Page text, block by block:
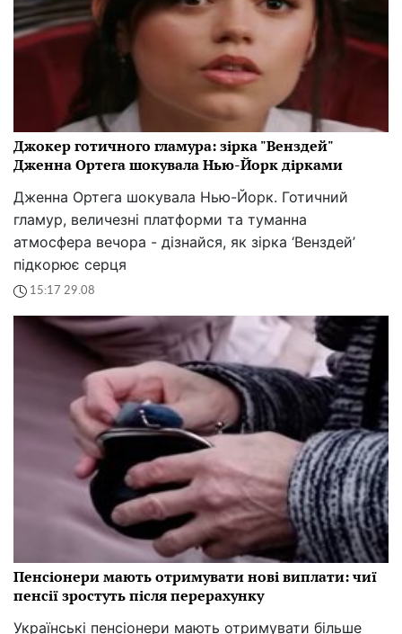
Джокер готичного гламура: зірка "Венздей"
Дженна Ортега шокувала Нью-Йорк дірками
Дженна Ортега шокувала Нью-Йорк. Готичний
гламур, величезні платформи та туманна
атмосфера вечора - дізнайся, як зірка ‘Венздей’
підкорює серця
15:17 29.08
Пенсіонери мають отримувати нові виплати: чиї
пенсії зростуть після перерахунку
Українські пенсіонери мають отримувати більше